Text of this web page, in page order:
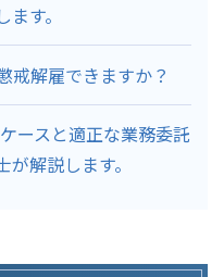
す。
戒解雇できますか？
ースと適正な業務委託
解説します。